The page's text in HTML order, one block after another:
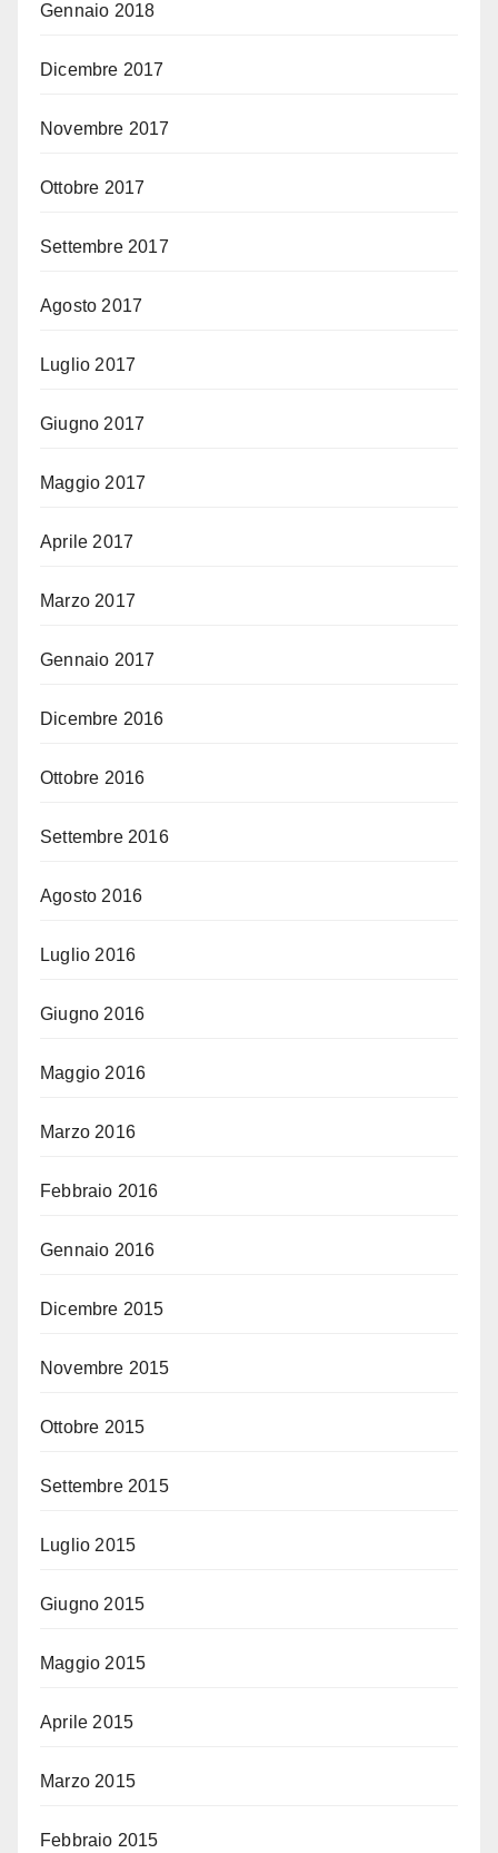
Gennaio 2018
Dicembre 2017
Novembre 2017
Ottobre 2017
Settembre 2017
Agosto 2017
Luglio 2017
Giugno 2017
Maggio 2017
Aprile 2017
Marzo 2017
Gennaio 2017
Dicembre 2016
Ottobre 2016
Settembre 2016
Agosto 2016
Luglio 2016
Giugno 2016
Maggio 2016
Marzo 2016
Febbraio 2016
Gennaio 2016
Dicembre 2015
Novembre 2015
Ottobre 2015
Settembre 2015
Luglio 2015
Giugno 2015
Maggio 2015
Aprile 2015
Marzo 2015
Febbraio 2015